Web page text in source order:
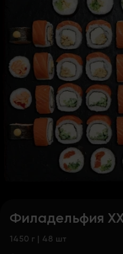
Филадельфия
1450 г | 48 шт